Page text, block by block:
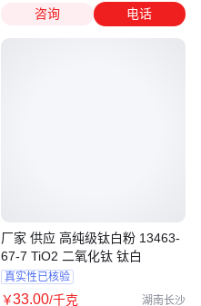
咨询 电话
厂家 供应 高纯级钛白粉 13463-
67-7 TiO2 二氧化钛 钛白
真实性已核验
￥33.00/千克 湖南长沙